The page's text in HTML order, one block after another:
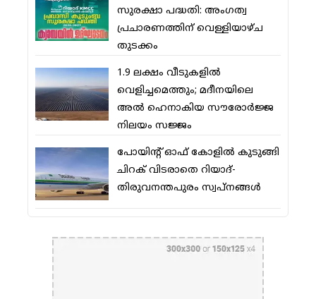
സുരക്ഷാ പദ്ധതി: അംഗത്വ
പ്രചാരണത്തിന് വെള്ളിയാഴ്ച
തുടക്കം
1.9 ലക്ഷം വീടുകളില്‍
വെളിച്ചമെത്തും; മദീനയിലെ
അല്‍ ഹെനാകിയ സൗരോര്‍ജ്ജ
നിലയം സജ്ജം
പോയിന്റ് ഓഫ് കോളില്‍ കുടുങ്ങി
ചിറക് വിടരാതെ റിയാദ്-
തിരുവനന്തപുരം സ്വപ്നങ്ങള്‍